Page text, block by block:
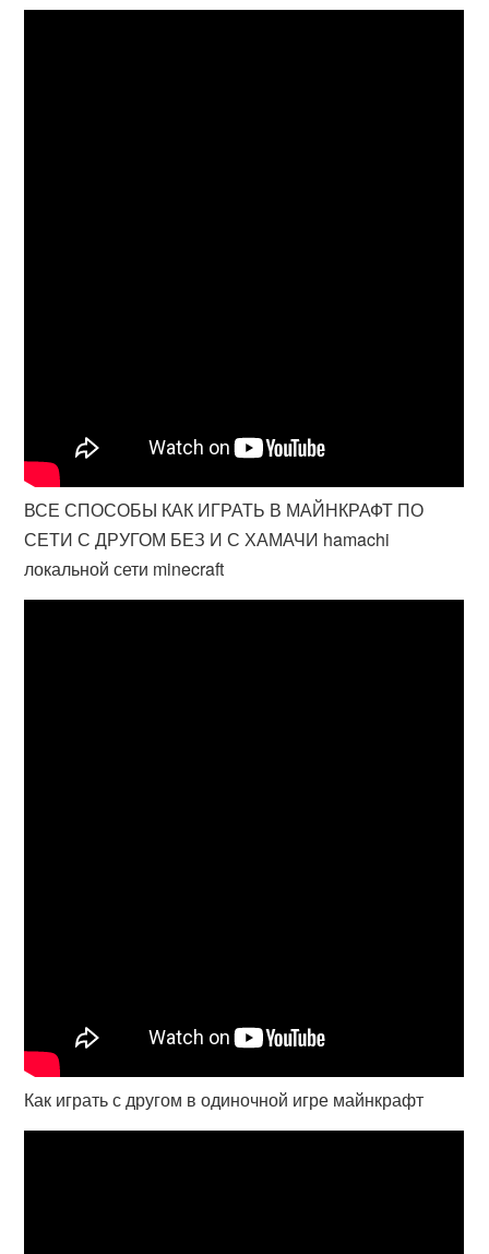
ВСЕ СПОСОБЫ КАК ИГРАТЬ В МАЙНКРАФТ ПО
СЕТИ С ДРУГОМ БЕЗ И С ХАМАЧИ hamachi
локальной сети minecraft
Как играть с другом в одиночной игре майнкрафт